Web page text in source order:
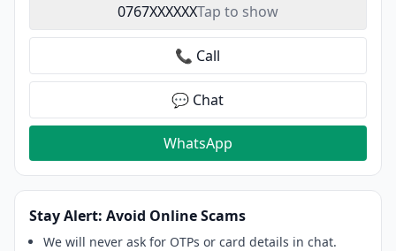
0767XXXXXXTap to show
📞 Call
💬 Chat
WhatsApp
Stay Alert: Avoid Online Scams
We will never ask for OTPs or card details in chat.